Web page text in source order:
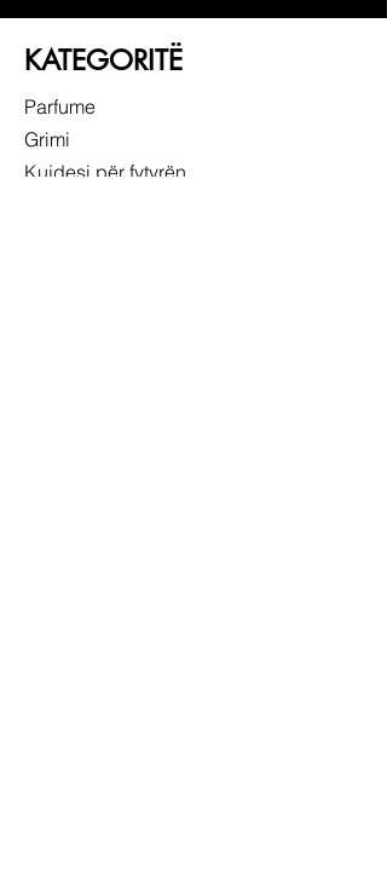
KATEGORITË
Parfume
Grimi
Kujdesi për fytyrën